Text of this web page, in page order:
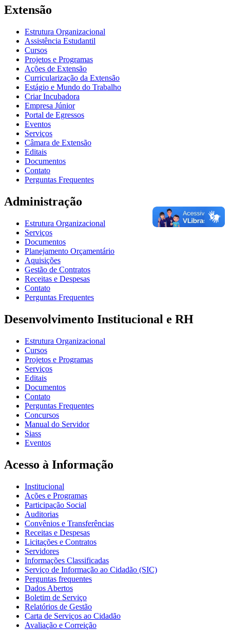
Extensão
Estrutura Organizacional
Assistência Estudantil
Cursos
Projetos e Programas
Ações de Extensão
Curricularização da Extensão
Estágio e Mundo do Trabalho
Criar Incubadora
Empresa Júnior
Portal de Egressos
Eventos
Serviços
Câmara de Extensão
Editais
Documentos
Contato
Perguntas Frequentes
Administração
Estrutura Organizacional
Serviços
Documentos
Planejamento Orçamentário
Aquisições
Gestão de Contratos
Receitas e Despesas
Contato
Perguntas Frequentes
Desenvolvimento Institucional e RH
Estrutura Organizacional
Cursos
Projetos e Programas
Serviços
Editais
Documentos
Contato
Perguntas Frequentes
Concursos
Manual do Servidor
Siass
Eventos
Acesso à Informação
Institucional
Ações e Programas
Participação Social
Auditorias
Convênios e Transferências
Receitas e Despesas
Licitações e Contratos
Servidores
Informações Classificadas
Serviço de Informação ao Cidadão (SIC)
Perguntas frequentes
Dados Abertos
Boletim de Serviço
Relatórios de Gestão
Carta de Serviços ao Cidadão
Avaliação e Correição